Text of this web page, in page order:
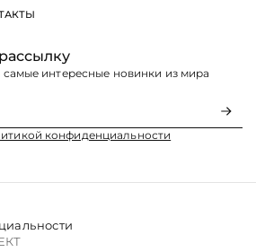
интересные новинки из мира
конфиденциальности